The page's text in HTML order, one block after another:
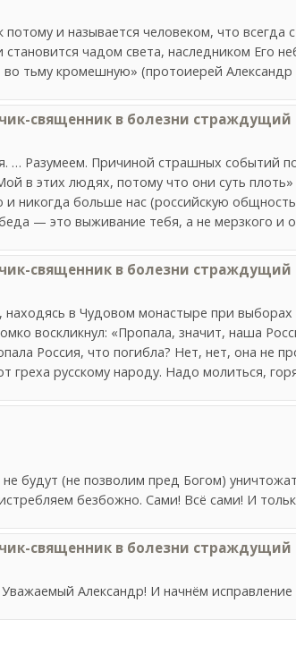
и называется человеком, что
чадом света, наследником Его
тьму кромешную» (протоиерей Александр
священник в болезни страждущий
… Разумеем. Причиной страшных событий
в этих людях, потому что они суть
никогда больше нас (российскую
— это выживание тебя, а не мерзкого и
священник в болезни страждущий
в Чудовом монастыре при
воскликнул: «Пропала, значит, наша
Россия, что погибла? Нет, нет, она не
греха русскому народу. Надо молиться,
будут (не позволим пред Богом)
безбожно. Сами! Всё сами! И
священник в болезни страждущий
Александр! И начнём